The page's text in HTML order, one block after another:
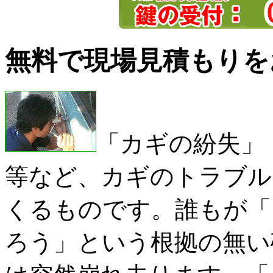
無料で現場見積もり
「カギの紛失
等など、カギのトラブ
くるものです。誰もが
ろう」という根拠の無